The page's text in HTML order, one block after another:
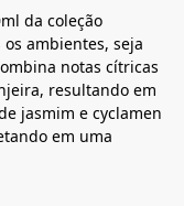
da coleção
ambientes, seja
notas cítricas
resultando em
jasmim e cyclamen
em uma